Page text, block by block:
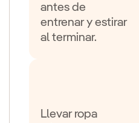
antes de
entrenar y estirar
al terminar.
Llevar ropa